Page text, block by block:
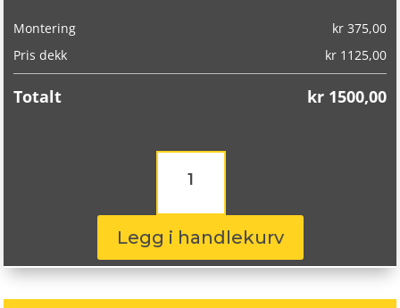
Montering kr375,00
Pris dekk
kr1125,00
Totalt kr1500,00
Nereus
NS809
109R
antall
Legg i handlekurv